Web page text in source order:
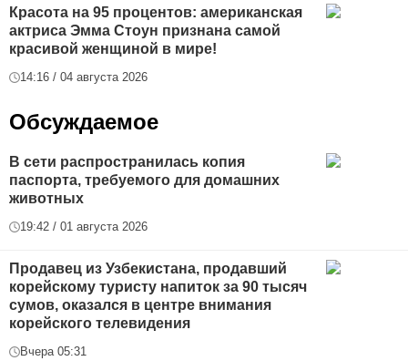
Красота на 95 процентов: американская
актриса Эмма Стоун признана самой
красивой женщиной в мире!
14:16 / 04 августа 2026
Обсуждаемое
В сети распространилась копия
паспорта, требуемого для домашних
животных
19:42 / 01 августа 2026
Продавец из Узбекистана, продавший
корейскому туристу напиток за 90 тысяч
сумов, оказался в центре внимания
корейского телевидения
Вчера 05:31